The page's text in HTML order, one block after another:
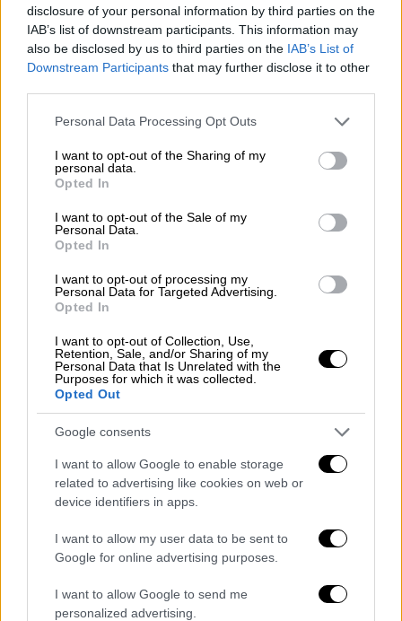
disclosure of your personal information by third parties on the
IAB’s list of downstream participants. This information may
also be disclosed by us to third parties on the IAB’s List of
Downstream Participants that may further disclose it to other
Please note that this website/app uses one or more Google
not limited to your visit or usage behaviour. You may click to
grant or deny consent to Google and its third-party tags to
use your data for below specified purposes in below Google
consent section.
Personal Data Processing Opt Outs
I want to opt-out of the Sharing of my
personal data.
Opted In
I want to opt-out of the Sale of my
Personal Data.
Opted In
I want to opt-out of processing my
Personal Data for Targeted Advertising.
Opted In
I want to opt-out of Collection, Use,
Retention, Sale, and/or Sharing of my
Personal Data that Is Unrelated with the
Purposes for which it was collected.
Opted Out
Google consents
I want to allow Google to enable storage
related to advertising like cookies on web or
device identifiers in apps.
I want to allow my user data to be sent to
Google for online advertising purposes.
I want to allow Google to send me
personalized advertising.
Στο υλικό που δημοσίευσε ο τηλεοπτικός
σταθμός MEGA, φαίνεται η στιγμή που το
ΕΚΑΒπαραλαμβάνει την 31χρονη τραυματία.
Τι ερευνά η ΕΛΑΣ
Όπως έγραψε νωρίτερα τοethnos.
διαδρομήπου ακολούθησε ο «δράστης με
τα μαύρα» τηςδιπλής εκτέλεσηςστηΝέα
Σμύρνηαναζητούν οι αστυνομικοί της
Ασφάλειας. Ο εκτελεστής, σύμφωνα με
αυτόπτες μάρτυρες, φέρεται να ήταν
κρυμμένοςσε σημείο απέναντι από την
καφετέρια και από εκεί ναπαρακολουθούσε
τον στόχο του. Μόλις βρήκε την κατάλληλη
και άρχισε
πυροβολεί.